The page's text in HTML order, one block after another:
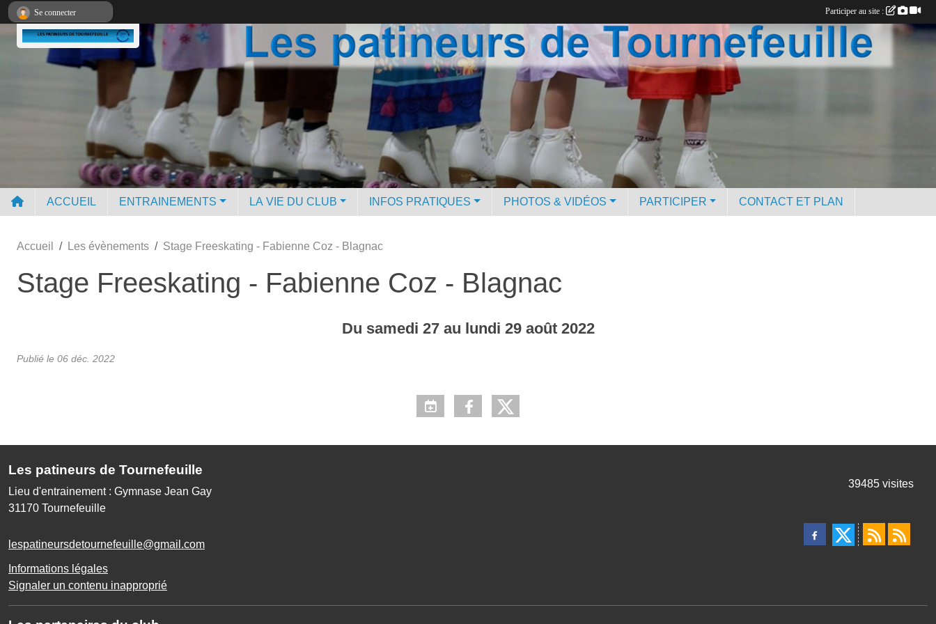
ACCUEIL ENTRAINEMENTS LA VIE DU CLUB INFOS PRATIQUES PHOTOS & VIDÉOS PARTICIPER CONTACT ET PLAN
Accueil Les évènements Stage Freeskating - Fabienne Coz - Blagnac
Stage Freeskating - Fabienne Coz - Blagnac
Du samedi 27au lundi 29 août 2022
Publié le 06 déc. 2022
Les patineurs de Tournefeuille
Lieu d'entrainement : Gymnase Jean Gay
31170 Tournefeuille
lespatineursdetournefeuille@gmail.com
Informations légales
Signaler un contenu inapproprié
39485 visites
Se connecter Participer au site :
Panneau de gestion des cookies